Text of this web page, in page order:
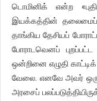
டொமினிக் என்ற
இயக்கத்தின் தலைமைப்
தாங்கிய தேசியப்
போராடவெனப்
ஒன்றினை எழுதி
வேலை. எனவே அவர் ஒரு
அரசைப்